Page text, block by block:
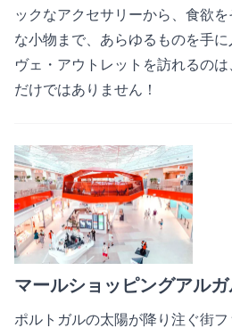
ックなアクセサリーから、食欲
な小物まで、あらゆるものを手
ヴェ・アウトレットを訪れるの
だけではありません！
マールショッピングアルガ
ポルトガルの太陽が降り注ぐ街